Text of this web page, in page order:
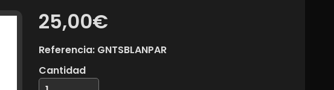
25,00€
Referencia: GNTSBLANPAR
Cantidad